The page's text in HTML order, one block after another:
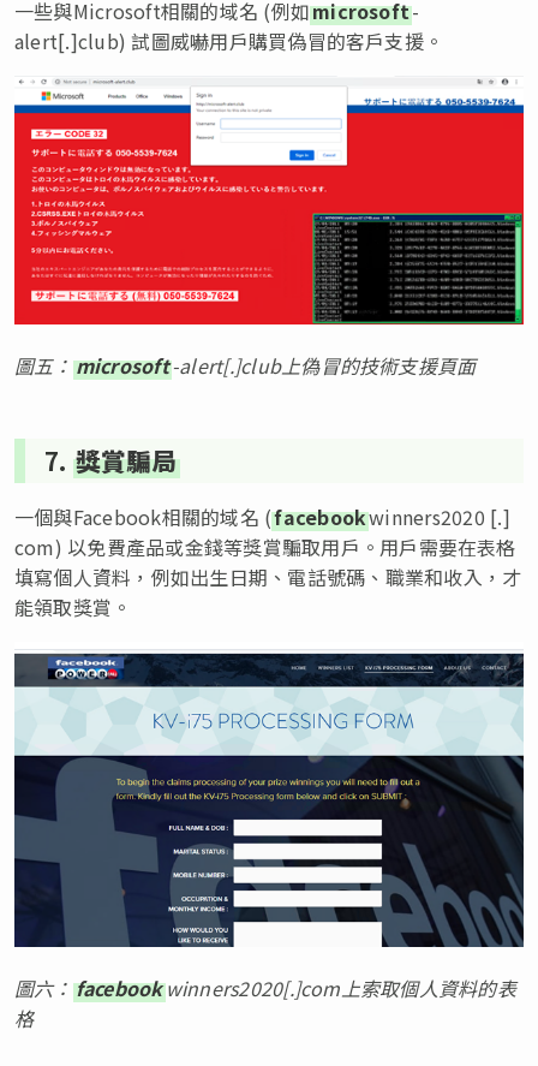
一些與Microsoft相關的域名 (例如microsoft-
alert[.]club) 試圖威嚇用戶購買偽冒的客戶支援。
圖五： microsoft-alert[.]club上偽冒的技術支援頁面
7. 獎賞騙局
一個與Facebook相關的域名 (facebookwinners2020 [.]
com) 以免費產品或金錢等獎賞騙取用戶。用戶需要在表格
填寫個人資料，例如出生日期、電話號碼、職業和收入，才
能領取獎賞。
圖六： facebookwinners2020[.]com上索取個人資料的表
格